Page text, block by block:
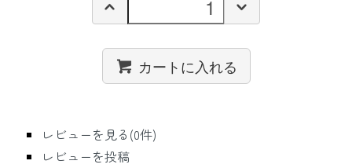
カートに入れる
レビューを見る(0件)
レビューを投稿